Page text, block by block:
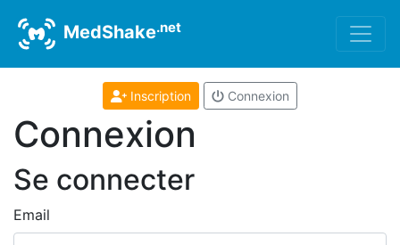
MedShake.net
Inscription Connexion
Connexion
Se connecter
Email